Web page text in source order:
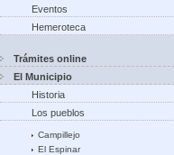
Eventos
Hemeroteca
Trámites online
El Municipio
Historia
Los pueblos
Campillejo
El Espinar